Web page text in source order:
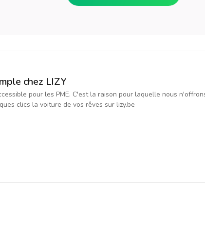
chez LIZY
pour les PME. C'est la raison pour laquelle nous
clics la voiture de vos rêves sur lizy.be